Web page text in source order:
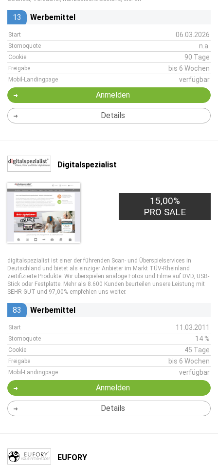
13 Werbemittel
Start 06.03.2026
Stornoquote n.a.
Cookie 90 Tage
Freigabe bis 6 Wochen
Mobil-Landingpage verfügbar
Anmelden
Details
Digitalspezialist
15,00%
PRO SALE
digitalspezialist ist einer der führenden Scan- und Überspielservices in
Deutschland und bietet als einziger Anbieter im Markt TÜV-Rheinland
zertifizierte Produkte. Wir überspielen analoge Fotos und Filme auf DVD, USB-
Stick oder Festplatte. Mehr als 8.600 Kunden beurteilen unsere Leistung mit
SEHR GUT und 97,00% empfehlen uns weiter.
83 Werbemittel
Start 11.03.2011
Stornoquote 14 %
Cookie 45 Tage
Freigabe bis 6 Wochen
Mobil-Landingpage verfügbar
Anmelden
Details
EUFORY